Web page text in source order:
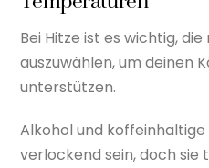
Bei Hitze ist es wichtig,
auszuwählen, um deinen
unterstützen.
Alkohol und
verlockend sein, doch sie